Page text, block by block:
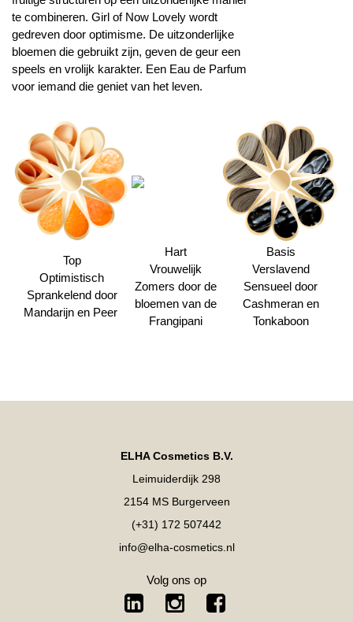
te combineren. Girl of Now Lovely wordt
gedreven door optimisme. De uitzonderlijke
bloemen die gebruikt zijn, geven de geur een
speels en vrolijk karakter. Een Eau de Parfum
voor iemand die geniet van het leven.
Top
Optimistisch
Sprankelend door
Mandarijn en Peer
Hart
Vrouwelijk
Zomers door de
bloemen van de
Frangipani
Basis
Verslavend
Sensueel door
Cashmeran en
Tonkaboon
ELHA Cosmetics B.V.
Leimuiderdijk 298
2154 MS Burgerveen
(+31) 172 507442
info@elha-cosmetics.nl
Volg ons op